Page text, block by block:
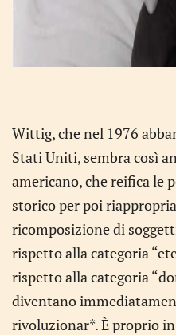
Wittig, che nel 1976
Stati Uniti, sembra così
americano, che reifica le
storico per poi
ricomposizione di
rispetto alla categoria
rispetto alla categoria
diventano
rivoluzionar*. È proprio